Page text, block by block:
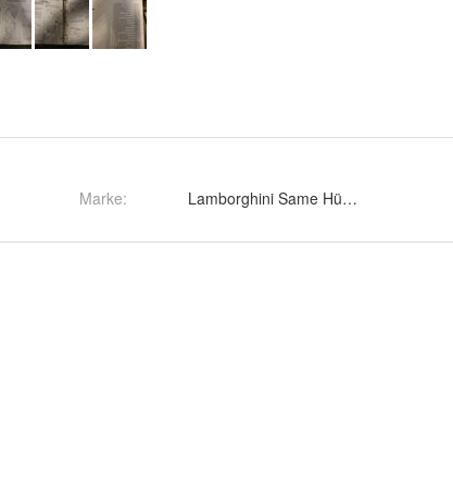
Marke: Lamborghini Same Hürlimann